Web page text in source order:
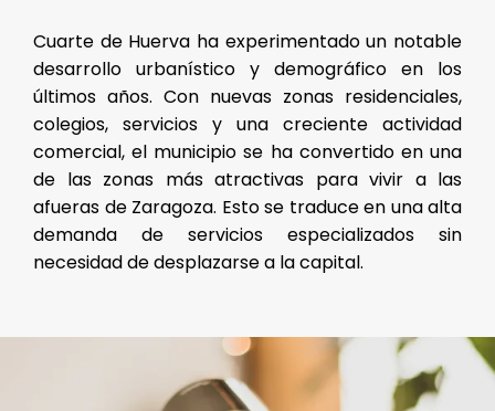
Cuarte de Huerva ha experimentado un notable
desarrollo urbanístico y demográfico en los
últimos años. Con nuevas zonas residenciales,
colegios, servicios y una creciente actividad
comercial, el municipio se ha convertido en una
de las zonas más atractivas para vivir a las
afueras de Zaragoza. Esto se traduce en una alta
demanda de servicios especializados sin
necesidad de desplazarse a la capital.